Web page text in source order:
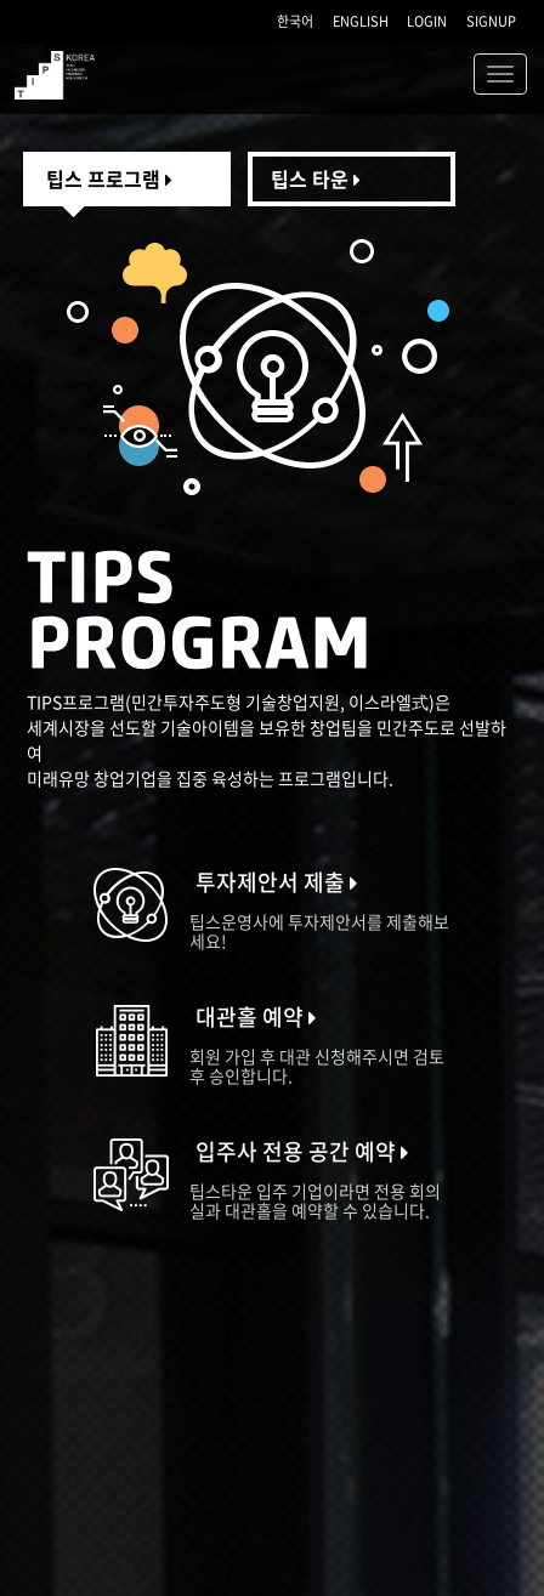
한국어 ENGLISH LOGIN SIGNUP
TIPS
팁스 프로그램 팁스 타운
TIPS프로그램(민간투자주도형 기술창업지원, 이스라엘式)은
세계시장을 선도할 기술아이템을 보유한 창업팀을 민간주도로 선발하
여
미래유망 창업기업을 집중 육성하는 프로그램입니다.
투자제안서 제출
팁스운영사에 투자제안서를 제출해보
세요!
대관홀 예약
회원 가입 후 대관 신청해주시면 검토
후 승인합니다.
입주사 전용 공간 예약
팁스타운 입주 기업이라면 전용 회의
실과 대관홀을 예약할 수 있습니다.